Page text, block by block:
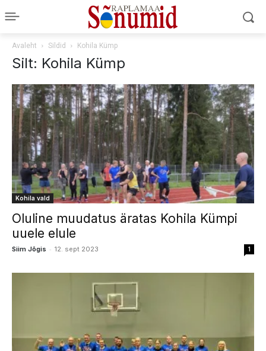
Avaleht Sildid Kohila Kümp
Silt: Kohila Kümp
Kohila vald
Oluline muudatus äratas Kohila Kümpi
uuele elule
Siim Jõgis - 12. sept 2023 1